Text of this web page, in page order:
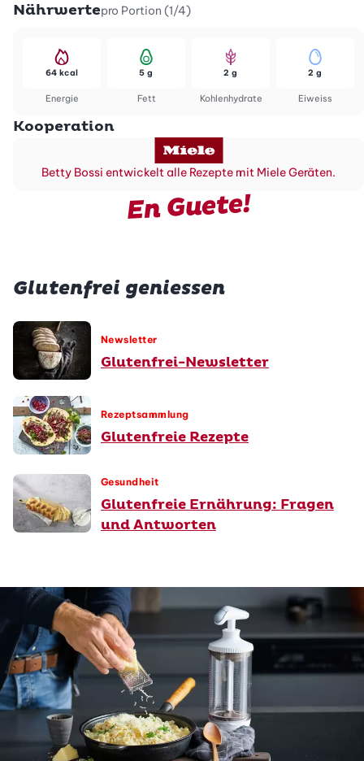
Nährwertepro Portion (1/4)
Energie
64 kcal
Fett
5 g
Kohlenhydrate
2 g
Eiweiss
2 g
Kooperation
Betty Bossi entwickelt alle Rezepte mit Miele Geräten.
En Guete!
Glutenfrei geniessen
Newsletter
Glutenfrei-Newsletter
Rezeptsammlung
Glutenfreie Rezepte
Gesundheit
Glutenfreie Ernährung: Fragen
und Antworten